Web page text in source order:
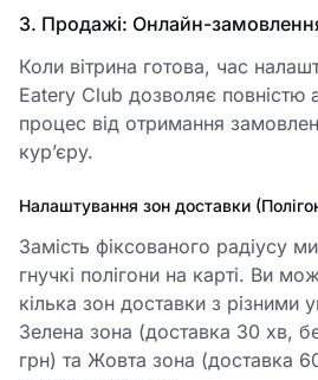
3. Продажі: Онлайн-
Коли вітрина готова, час
Eatery Club дозволяє повністю
процес від отримання
кур’єру.
Налаштування зон доставки
Замість фіксованого радіусу
гнучкі полігони на карті. Ви
кілька зон доставки з
Зелена зона (доставка 30 хв,
грн) та Жовта зона (доставка